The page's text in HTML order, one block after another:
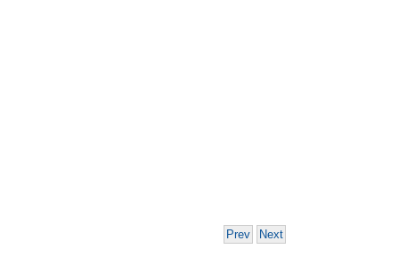
Prev Next